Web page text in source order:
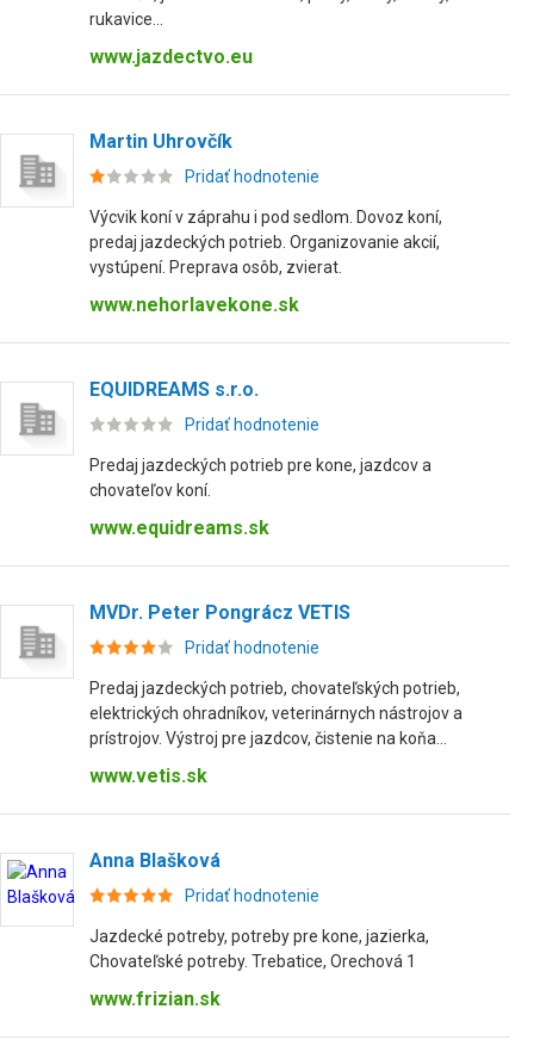
rukavice...
www.jazdectvo.eu
Martin Uhrovčík
Pridať hodnotenie
Výcvik koní v záprahu i pod sedlom. Dovoz koní,
predaj jazdeckých potrieb. Organizovanie akcií,
vystúpení. Preprava osôb, zvierat.
www.nehorlavekone.sk
EQUIDREAMS s.r.o.
Pridať hodnotenie
Predaj jazdeckých potrieb pre kone, jazdcov a
chovateľov koní.
www.equidreams.sk
MVDr. Peter Pongrácz VETIS
Pridať hodnotenie
Predaj jazdeckých potrieb, chovateľských potrieb,
elektrických ohradníkov, veterinárnych nástrojov a
prístrojov. Výstroj pre jazdcov, čistenie na koňa...
www.vetis.sk
Anna Blašková
Pridať hodnotenie
Jazdecké potreby, potreby pre kone, jazierka,
Chovateľské potreby. Trebatice, Orechová 1
www.frizian.sk